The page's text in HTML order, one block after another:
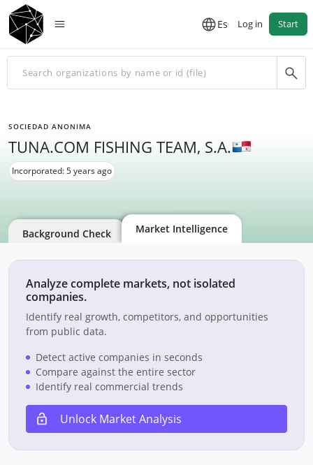
Es Log in Start
SOCIEDAD ANONIMA
TUNA.COM FISHING TEAM, S.A.
Incorporated: 5 years ago
Background Check Market Intelligence
Analyze complete markets, not isolated
companies.
Identify real growth, competitors, and opportunities
from public data.
Detect active companies in seconds
Compare against the entire sector
Identify real commercial trends
Unlock Market Analysis